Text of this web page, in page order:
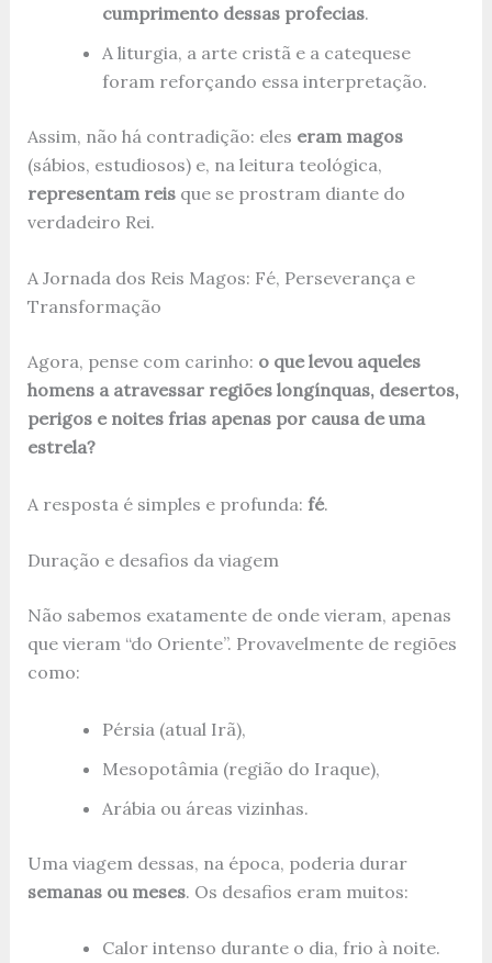
cumprimento dessas profecias.
A liturgia, a arte cristã e a catequese
foram reforçando essa interpretação.
Assim, não há contradição: eles eram magos
(sábios, estudiosos) e, na leitura teológica,
representam reisque se prostram diante do
verdadeiro Rei.
A Jornada dos Reis Magos: Fé, Perseverança e
Transformação
Agora, pense com carinho: o que levou aqueles
homens a atravessar regiões longínquas, desertos,
perigos e noites frias apenas por causa de uma
estrela?
A resposta é simples e profunda: fé.
Duração e desafios da viagem
Não sabemos exatamente de onde vieram, apenas
que vieram “do Oriente”. Provavelmente de regiões
como:
Pérsia (atual Irã),
Mesopotâmia (região do Iraque),
Arábia ou áreas vizinhas.
Uma viagem dessas, na época, poderia durar
semanas ou meses. Os desafios eram muitos:
Calor intenso durante o dia, frio à noite.